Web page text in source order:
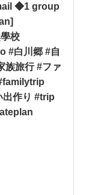
◆1 group
校
#白川郷 #自
族旅行 #ファ
作り #trip